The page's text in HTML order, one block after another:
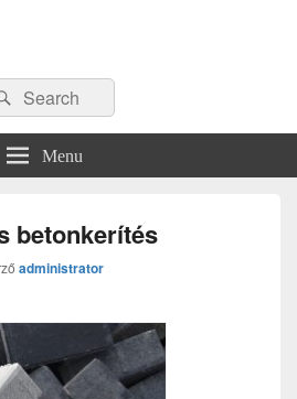
Search
Menu
betonkerítés
administrator